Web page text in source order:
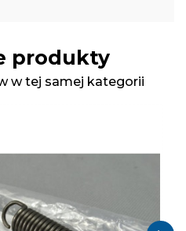
produkty
w tej samej kategorii